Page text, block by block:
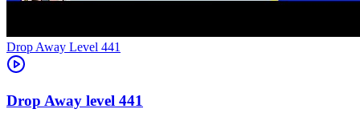
Level 441
441